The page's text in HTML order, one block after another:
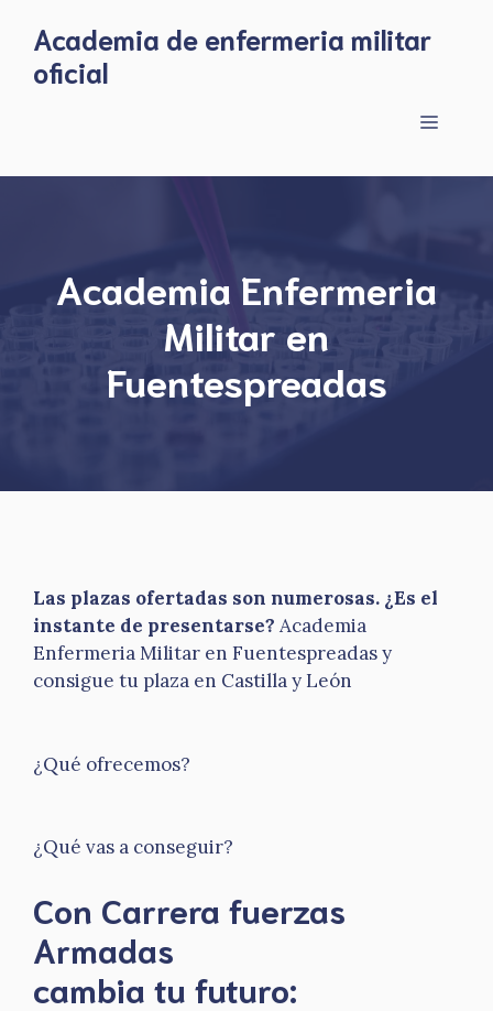
content
Academia de enfermeria militar
oficial
Menu
Academia Enfermeria
Militar en
Fuentespreadas
Las plazas ofertadas son numerosas. ¿Es el
instante de presentarse? Academia
Enfermeria Militar en Fuentespreadas y
consigue tu plaza en Castilla y León
¿Qué ofrecemos?
¿Qué vas a conseguir?
Con Carrera fuerzas
Armadas
​cambia tu futuro: